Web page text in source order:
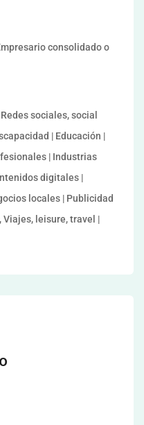
consolidado o
sociales, social
| Educación |
| Industrias
digitales |
locales | Publicidad
Viajes, leisure, travel |